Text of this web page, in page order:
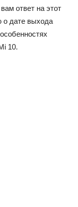
ответ на этот
о дате выхода
10.